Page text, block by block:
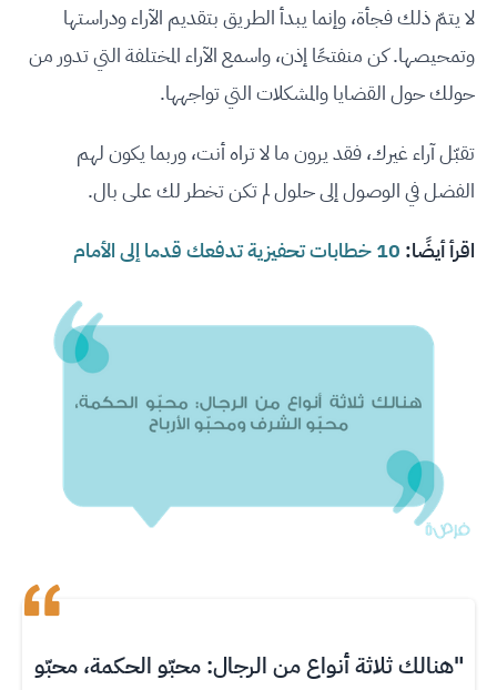
لا يتمّ ذلك فجأة، وإنما يبدأ الطريق بتقديم الآراء ودراستها
وتمحيصها. كن منفتحًا إذن، واسمع الآراء المختلفة التي تدور من
حولك حول القضايا والمشكلات التي تواجهها.
تقبّل آراء غيرك، فقد يرون ما لا تراه أنت، وربما يكون لهم
الفضل في الوصول إلى حلول لم تكن تخطر لك على بال.
اقرأ أيضًا:
"هنالك ثلاثة أنواع من الرجال: محبّو الحكمة، محبّو